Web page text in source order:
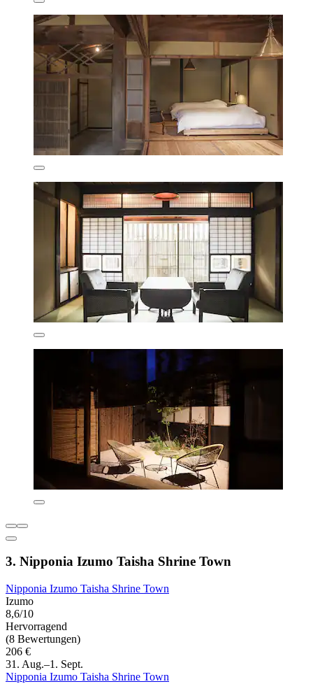
3. Nipponia Izumo Taisha Shrine Town
Nipponia Izumo Taisha Shrine Town
Izumo
8,6/10
Hervorragend
(8 Bewertungen)
206 €
31. Aug.–1. Sept.
Nipponia Izumo Taisha Shrine Town